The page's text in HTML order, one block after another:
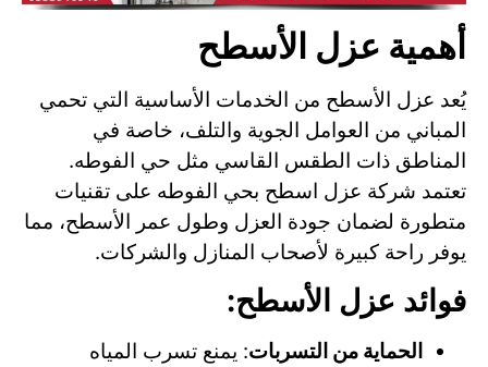
أهمية عزل الأسطح
يُعد عزل الأسطح من الخدمات الأساسية التي تحمي
المباني من العوامل الجوية والتلف، خاصة في
المناطق ذات الطقس القاسي مثل حي الفوطه.
تعتمد شركة عزل اسطح بحي الفوطه على تقنيات
متطورة لضمان جودة العزل وطول عمر الأسطح، مما
يوفر راحة كبيرة لأصحاب المنازل والشركات.
فوائد عزل الأسطح:
الحماية من التسربات: يمنع تسرب المياه